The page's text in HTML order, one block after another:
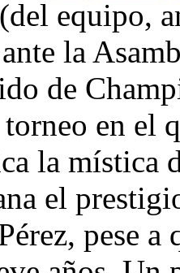
equipo,
la
de
en el
la
el
pese